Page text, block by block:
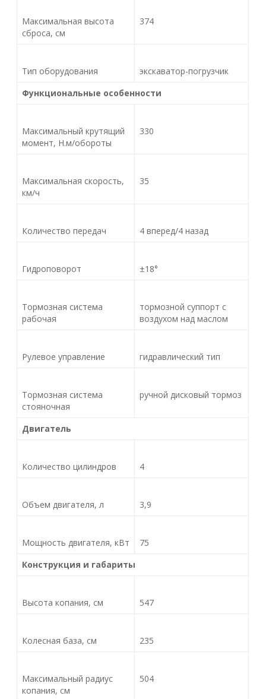
Максимальная высота
сброса, см
374
Тип оборудования
экскаватор-погрузчик
Функциональные особенности
Максимальный крутящий
момент, Н.м/обороты
330
Максимальная скорость,
км/ч
35
Количество передач 4 вперед/4 назад
Гидроповорот ±18°
Тормозная система
рабочая
тормозной суппорт с
воздухом над маслом
Рулевое управление гидравлический тип
Тормозная система
стояночная
ручной дисковый тормоз
Двигатель
Количество цилиндров 4
Объем двигателя, л 3,9
Мощность двигателя, кВт
75
Конструкция и габариты
Высота копания, см 547
Колесная база, см 235
Максимальный радиус
копания, см
504